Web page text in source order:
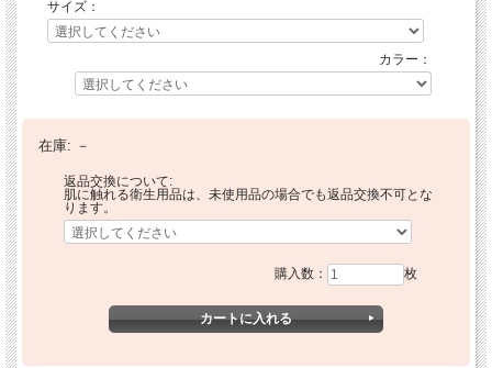
サイズ：
カラー：
在庫: －
返品交換について:
肌に触れる衛生用品は、未使用品の場合でも返品交換不可とな
ります。
購入数： 枚